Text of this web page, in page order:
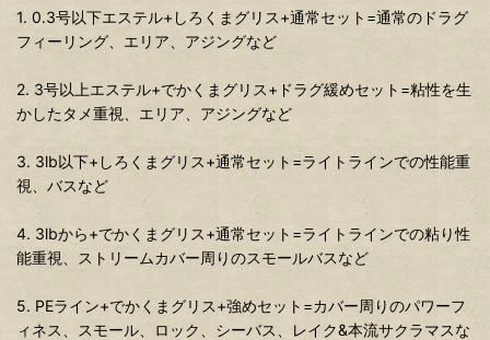
1. 0.3号以下エステル+しろくまグリス+通常セット=通常のドラグ
フィーリング、エリア、アジングなど
2. 3号以上エステル+でかくまグリス+ドラグ緩めセット=粘性を生
かしたタメ重視、エリア、アジングなど
3. 3lb以下+しろくまグリス+通常セット=ライトラインでの性能重
視、バスなど
4. 3lbから+でかくまグリス+通常セット=ライトラインでの粘り性
能重視、ストリームカバー周りのスモールバスなど
5. PEライン+でかくまグリス+強めセット=カバー周りのパワーフ
ィネス、スモール、ロック、シーバス、レイク&本流サクラマスな